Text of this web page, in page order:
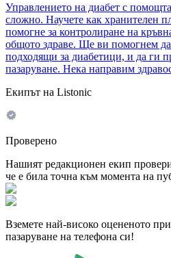
Управлението на диабет с
сложно. Научете как хранителен
помогне за контролиране на
общото здраве. Ще ви помогнем да
подходящи за диабетици, и да ги
пазаруване. Нека направим
Екипът на Listonic
Проверено
Нашият редакционен екип провери
че е била точна към момента на
Вземете най-високо оцененото
пазаруване на телефона си!